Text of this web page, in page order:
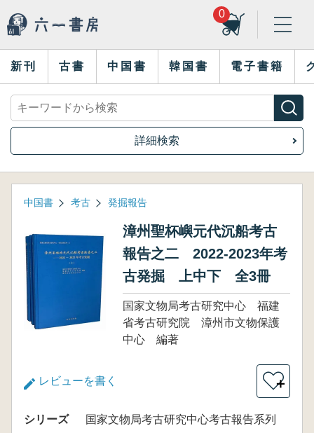
0
新刊 古書 中国書 韓国書 電子書籍
詳細検索
中国書 考古 発掘報告
漳州聖杯嶼元代沉船考古
報告之二 2022-2023年考
古発掘 上中下 全3冊
国家文物局考古研究中心 福建
省考古研究院 漳州市文物保護
中心 編著
レビューを書く ＋
シリーズ
国家文物局考古研究中心考古報告系列